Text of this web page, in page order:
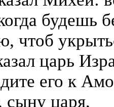
будешь
чтоб
царь
его к
сыну царя,